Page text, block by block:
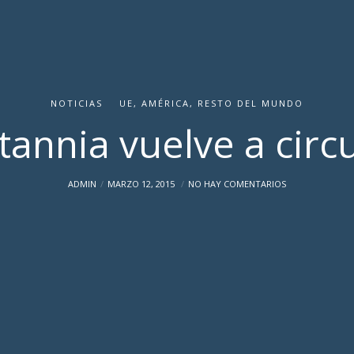
NOTICIAS UE, AMÉRICA, RESTO DEL MUNDO
vuelve a
ADMIN MARZO 12, 2015 NO HAY COMENTARIOS